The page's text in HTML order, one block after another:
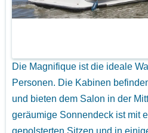
Die Magnifique ist die ideale
Personen. Die Kabinen
und bieten dem Salon in der
geräumige Sonnendeck ist mit
gepolsterten Sitzen und in